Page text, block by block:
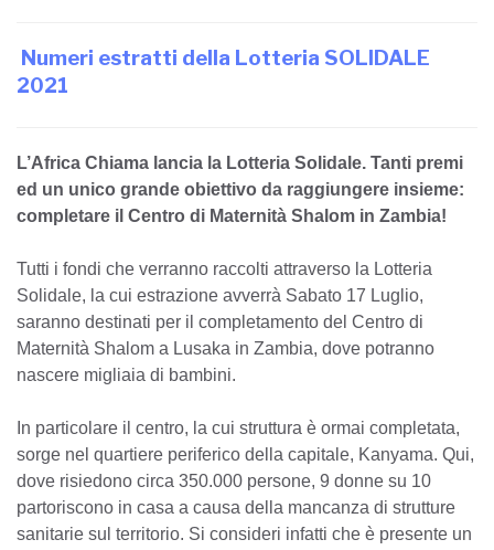
Numeri estratti della Lotteria SOLIDALE
2021
L’Africa Chiama lancia la Lotteria Solidale. Tanti premi
ed un unico grande obiettivo da raggiungere insieme:
completare il Centro di Maternità Shalom in Zambia!
Tutti i fondi che verranno raccolti attraverso la Lotteria
Solidale, la cui estrazione avverrà Sabato 17 Luglio,
saranno destinati per il completamento del Centro di
Maternità Shalom a Lusaka in Zambia, dove potranno
nascere migliaia di bambini.
In particolare il centro, la cui struttura è ormai completata,
sorge nel quartiere periferico della capitale, Kanyama. Qui,
dove risiedono circa 350.000 persone, 9 donne su 10
partoriscono in casa a causa della mancanza di strutture
sanitarie sul territorio. Si consideri infatti che è presente un